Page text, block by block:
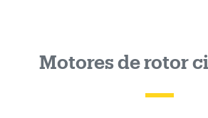
Motores de rotor